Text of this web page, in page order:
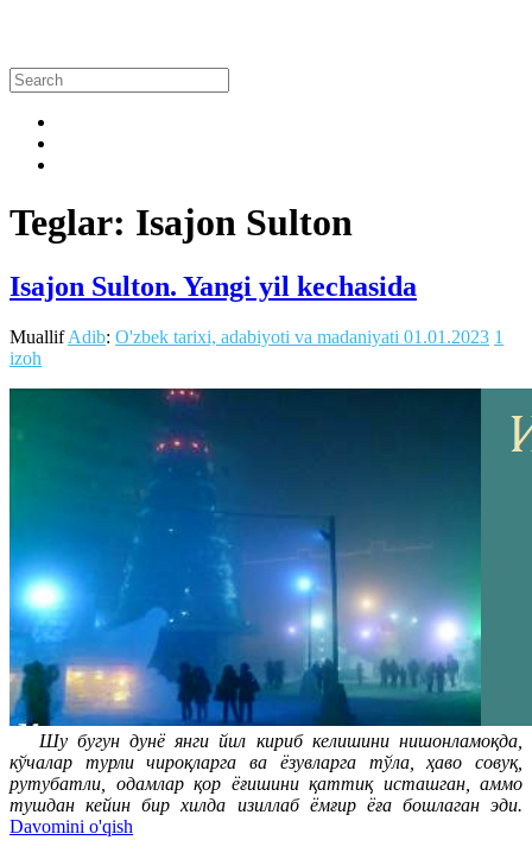
Teglar: Isajon Sulton
Isajon Sulton. Yangi yil kechasida
MuallifAdib: O'zbek tarixi, adabiyoti va madaniyati 01.01.2023 1
izoh
Шу бугун дунё янги йил кириб келишини нишонламоқда,
кўчалар турли чироқларга ва ёзувларга тўла, ҳаво совуқ,
рутубатли, одамлар қор ёғишини қаттиқ исташган, аммо
тушдан кейин бир хилда изиллаб ёмғир ёға бошлаган эди.
Davomini o'qish